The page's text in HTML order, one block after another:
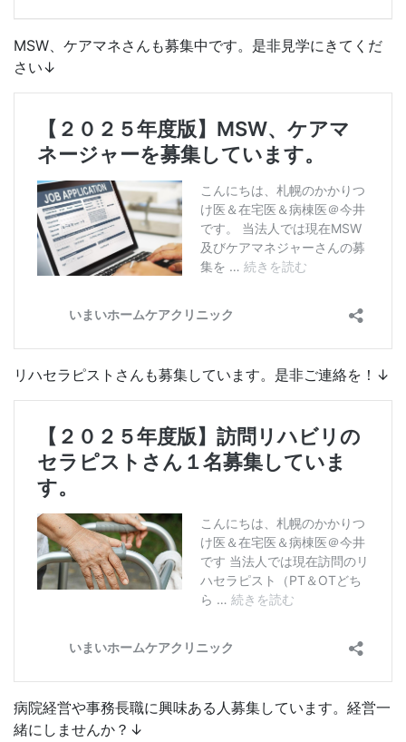
MSW、ケアマネさんも募集中です。是非見学にきてくだ
さい↓
リハセラピストさんも募集しています。是非ご連絡を！↓
病院経営や事務長職に興味ある人募集しています。経営一
緒にしませんか？↓